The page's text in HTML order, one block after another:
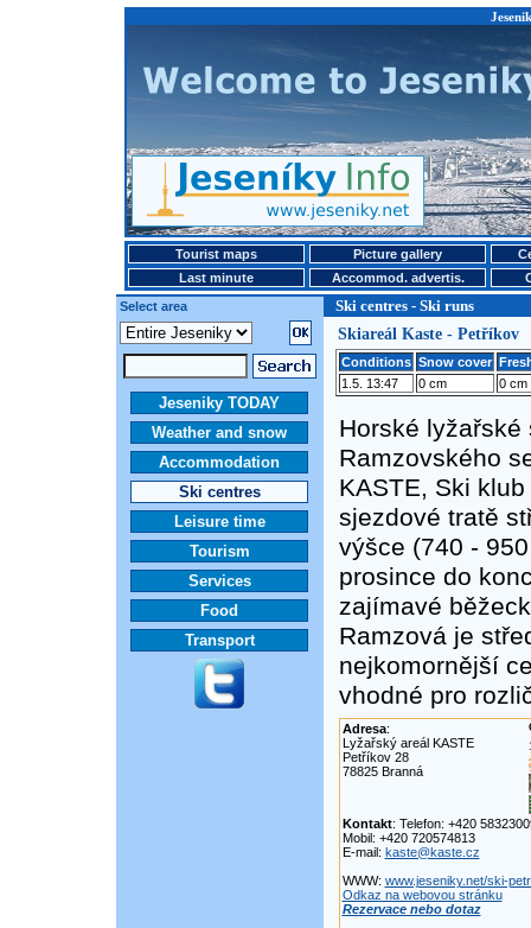
Tourist maps Picture gallery
Last minute
Accommod. advertis.
Select area
Ski centres - Ski runs
Jeseniky TODAY
Weather and snow
Accommodation
Ski centres
Leisure time
Tourism
Services
Food
Transport
Skiareál Kaste - Petříkov
Conditions Snow cover
1.5. 13:47
0 cm 0 cm
Horské
Ramzovského
KASTE, Ski
sjezdové tratě
výšce (740 -
prosince do
zajímavé
Ramzová je
nejkomornější
vhodné pro
Adresa:
Lyžařský areál KASTE
Petříkov 28
78825 Branná
Kontakt: Telefon: +420
Mobil: +420 720574813
E-mail: kaste@kaste.cz
WWW: www.jeseniky.net/ski-
Odkaz na webovou stránku
Rezervace nebo dotaz